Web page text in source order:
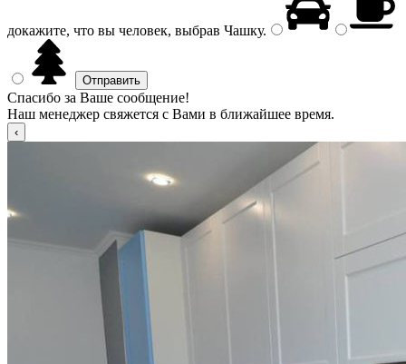
докажите, что вы человек, выбрав Чашку.
Спасибо за Ваше сообщение!
Наш менеджер свяжется с Вами в ближайшее время.